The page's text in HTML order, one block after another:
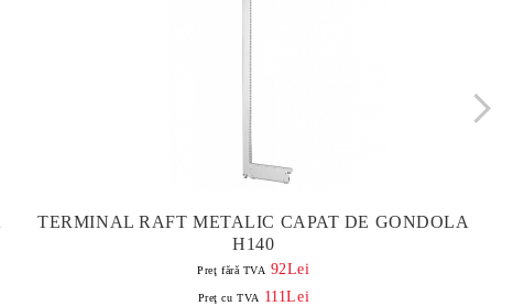
TERMINAL RAFT METALIC CAPAT DE GONDOLA
H140
Preţ fără TVA 92Lei
Preţ cu TVA 111Lei